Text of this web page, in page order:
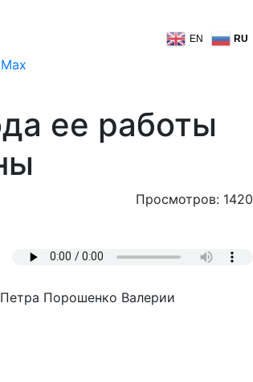
EN RU
ее работы
Просмотров: 1420
Порошенко Валерии